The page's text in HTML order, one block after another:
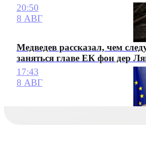
20:50
8 АВГ
Медведев рассказал, чем
заняться главе ЕК фон дер
17:43
8 АВГ